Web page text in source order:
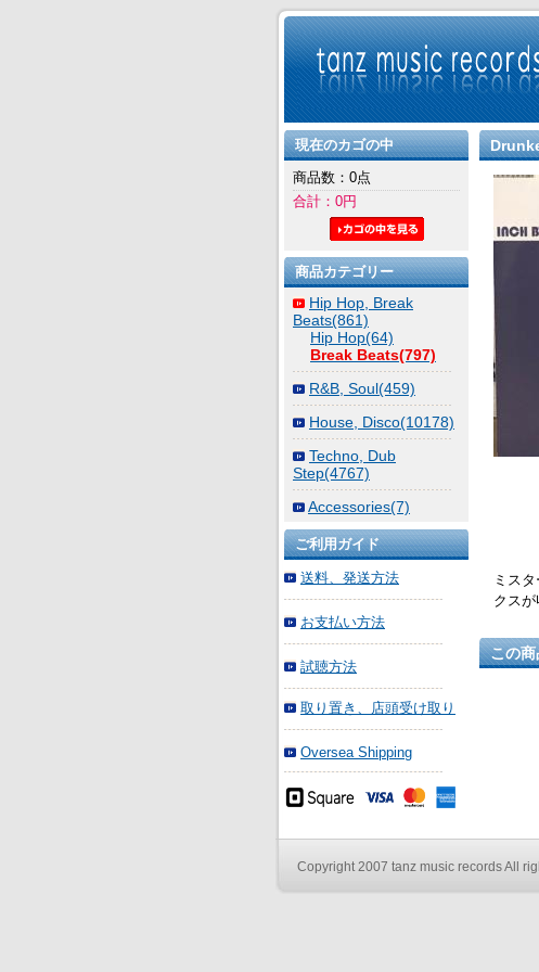
ミス
クス
この
現在のカゴの中
商品数：0点
合計：0円
商品カテゴリー
Hip Hop, Break
Beats(861)
Hip Hop(64)
Break Beats(797)
R&B, Soul(459)
House, Disco(10178)
Techno, Dub
Step(4767)
Accessories(7)
ご利用ガイド
送料、発送方法
お支払い方法
試聴方法
取り置き、店頭受け取り
Oversea Shipping
Copyright 2007 tanz music records All